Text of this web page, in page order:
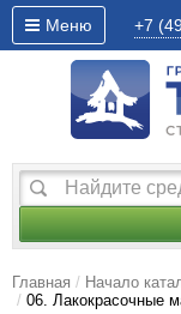
Меню +7
Главная
Начало
06. Лакокрасочные